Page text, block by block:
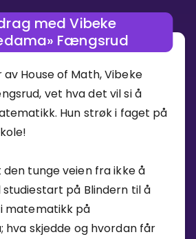
privatundervisning
med Vibeke
Fængsrud
House of Math, Vibeke
vet hva det vil si å
Hun strøk i faget på
tunge veien fra ikke å
på Blindern til å
matematikk på
hva skjedde og hvordan får